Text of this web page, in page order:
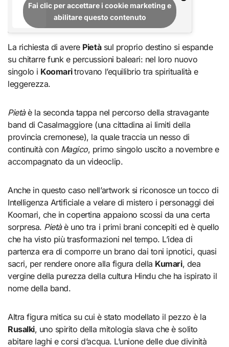
Fai clic per accettare i cookie marketing e
abilitare questo contenuto
La richiesta di avere Pietàsul proprio destino si espande
su chitarre funk e percussioni baleari: nel loro nuovo
singolo i Koomaritrovano l’equilibrio tra spiritualità e
leggerezza.
Pietàè la seconda tappa nel percorso della stravagante
band di Casalmaggiore (una cittadina ai limiti della
provincia cremonese), la quale traccia un nesso di
continuità con Magico, primo singolo uscito a novembre e
accompagnato da un videoclip.
Anche in questo caso nell’artwork si riconosce un tocco di
Intelligenza Artificiale a velare di mistero i personaggi dei
Koomari, che in copertina appaiono scossi da una certa
sorpresa. Pietàè uno tra i primi brani concepiti ed è quello
che ha visto più trasformazioni nel tempo. L’idea di
partenza era di comporre un brano dai toni ipnotici, quasi
sacri, per rendere onore alla figura della Kumari, dea
vergine della purezza della cultura Hindu che ha ispirato il
nome della band.
Altra figura mitica su cui è stato modellato il pezzo è la
Rusalki, uno spirito della mitologia slava che è solito
abitare laghi e corsi d’acqua. L’unione delle due divinità